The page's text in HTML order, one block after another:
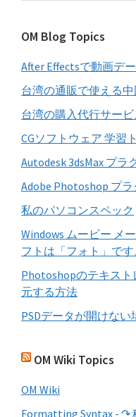
バ
ー
ト
検
索
す
る
OM Blog Topics
After Effectsで動画デ
台湾の通販で使える
台湾の購入代行サー
CGソフトウェア 学習
Autodesk 3dsMax プラ
Adobe Photoshop プ
私のパソコンスペック
Windows ムービー メ
フトは「フォト」です
Photoshopのテキス
元する方法
PSDデータが開けな
OM Wiki Topics
OM Wiki
Formatting Syntax - ↷